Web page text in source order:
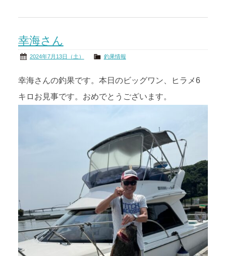
幸海さん
2024年7月13日（土） 釣果情報
幸海さんの釣果です。本日のビッグワン、ヒラメ6
キロお見事です。おめでとうございます。